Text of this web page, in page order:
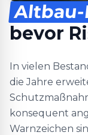
bevor
In vielen
die Jahre
konsequent
Warnzeichen